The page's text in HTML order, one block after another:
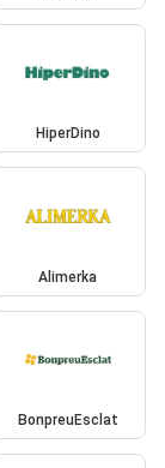
HiperDino
Alimerka
BonpreuEsclat